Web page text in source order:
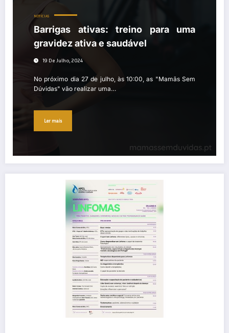
NOTÍCIAS
Barrigas ativas: treino para uma
gravidez ativa e saudável
19 De Julho, 2024
No próximo dia 27 de julho, às 10:00, as "Mamãs Sem
Dúvidas" vão realizar uma…
Ler mais